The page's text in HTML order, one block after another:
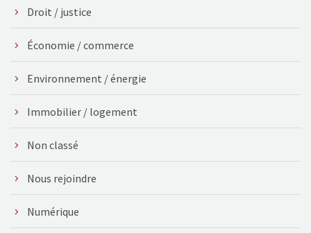
Droit / justice
Économie / commerce
Environnement / énergie
Immobilier / logement
Non classé
Nous rejoindre
Numérique